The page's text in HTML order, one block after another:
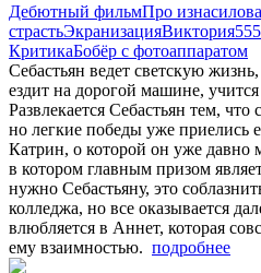
Дебютный фильмПро
страстьЭкранизацияВиктория555
КритикаБобёр с фотоаппаратом
Себастьян ведет светскую
ездит на дорогой машине,
Развлекается Себастьян тем,
но легкие победы уже приелись
Катрин, о которой он уже давно
в котором главным призом
нужно Себастьяну, это
колледжа, но все оказывается
влюбляется в Аннет, которая
ему взаимностью. подробнее